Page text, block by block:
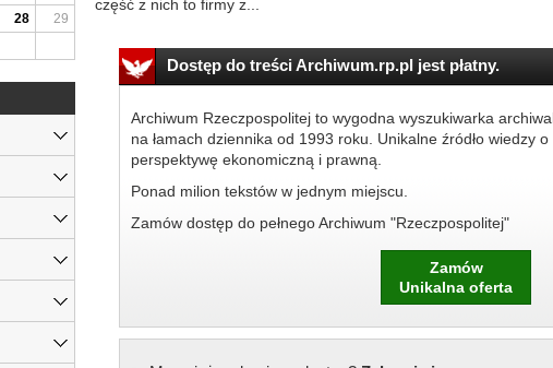
część z nich to firmy z...
Dostęp do treści Archiwum.rp.pl jest płatny.
Archiwum Rzeczpospolitej to wygodna wyszukiwarka
na łamach dziennika od 1993 roku. Unikalne źródło wiedzy
perspektywę ekonomiczną i prawną.
Ponad milion tekstów w jednym miejscu.
Zamów dostęp do pełnego Archiwum "Rzeczpospolitej"
Zamów
Unikalna oferta
28
29